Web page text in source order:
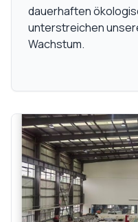
dauerhaften
unterstreichen
Wachstum.